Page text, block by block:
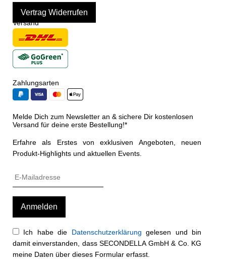
Vertrag Widerrufen
Versand
Zahlungsarten
Melde Dich zum Newsletter an & sichere Dir kostenlosen
Versand für deine erste Bestellung!*
Erfahre als Erstes von exklusiven Angeboten, neuen
Produkt-Highlights und aktuellen Events.
Ich habe die Datenschutzerklärung gelesen und bin
damit einverstanden, dass SECONDELLA GmbH & Co. KG
meine Daten über dieses Formular erfasst.